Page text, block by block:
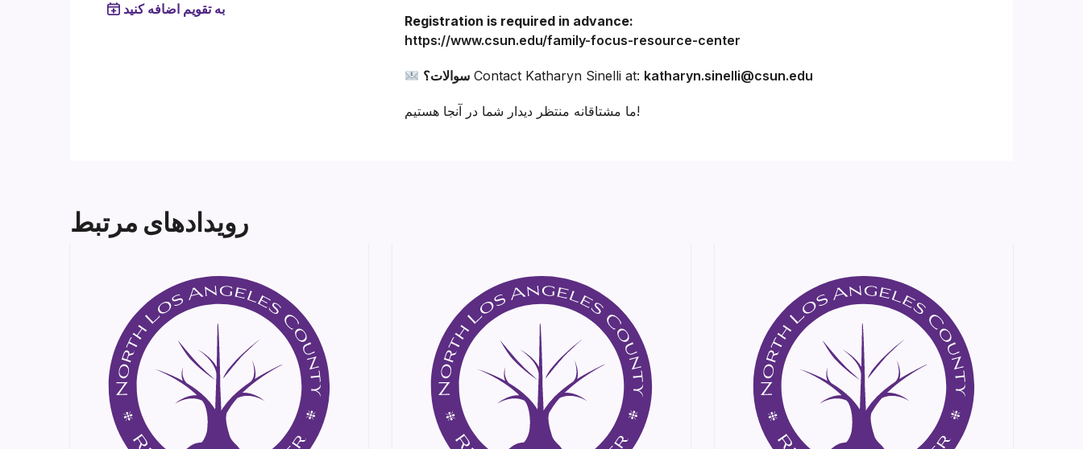
به تقویم اضافه کنید
Registration is required in advance:
https://www.csun.edu/family-focus-resource-center
سوالات؟ Contact Katharyn Sinelli at: katharyn.sinelli@csun.edu
ما مشتاقانه منتظر دیدار شما در آنجا هستیم!
رویدادهای مرتبط